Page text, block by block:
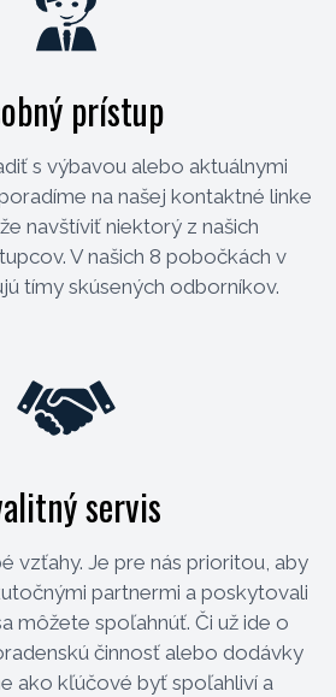
prístup
s výbavou alebo aktuálnymi
na našej kontaktné linke
navštíviť niektorý z našich
V našich 8 pobočkách v
tímy skúsených odborníkov.
servis
vzťahy. Je pre nás prioritou, aby
partnermi a poskytovali
môžete spoľahnúť. Či už ide o
činnosť alebo dodávky
ako kľúčové byť spoľahliví a